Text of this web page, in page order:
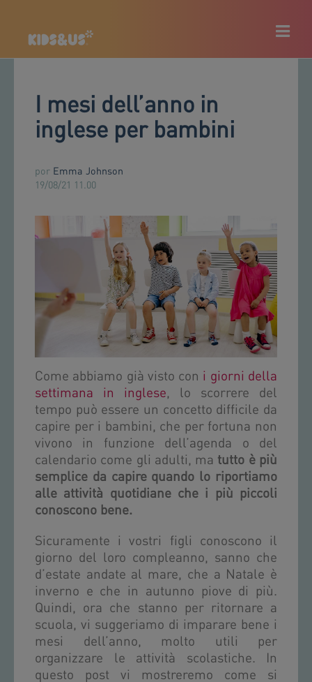
I mesi dell’anno in
inglese per bambini
por Emma Johnson
19/08/21 11.00
Come abbiamo già visto con i giorni della
settimana in inglese, lo scorrere del
tempo può essere un concetto difficile da
capire per i bambini, che per fortuna non
vivono in funzione dell’agenda o del
calendario come gli adulti, ma tutto è più
semplice da capire quando lo riportiamo
alle attività quotidiane che i più piccoli
conoscono bene.
Sicuramente i vostri figli conoscono il
giorno del loro compleanno, sanno che
d’estate andate al mare, che a Natale è
inverno e che in autunno piove di più.
Quindi, ora che stanno per ritornare a
scuola, vi suggeriamo di imparare bene i
mesi dell’anno, molto utili per
organizzare le attività scolastiche. In
questo post vi mostreremo come si